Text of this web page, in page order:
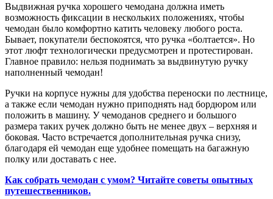
Выдвижная ручка хорошего чемодана должна иметь
возможность фиксации в нескольких положениях, чтобы
чемодан было комфортно катить человеку любого роста.
Бывает, покупатели беспокоятся, что ручка «болтается». Но
этот люфт технологически предусмотрен и протестирован.
Главное правило: нельзя поднимать за выдвинутую ручку
наполненный чемодан!
Ручки на корпусе нужны для удобства переноски по лестнице,
а также если чемодан нужно приподнять над бордюром или
положить в машину. У чемоданов среднего и большого
размера таких ручек должно быть не менее двух – верхняя и
боковая. Часто встречается дополнительная ручка снизу,
благодаря ей чемодан еще удобнее помещать на багажную
полку или доставать с нее.
Как собрать чемодан с умом? Читайте советы опытных
путешественников.